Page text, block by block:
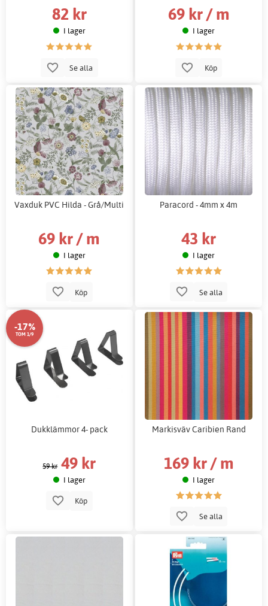
82 kr
I lager
Se alla
69 kr / m
I lager
Köp
Vaxduk PVC Hilda - Grå/Multi
69 kr / m
I lager
Köp
Paracord - 4mm x 4m
43 kr
I lager
Se alla
-17%
TOM 1/9
Dukklämmor 4- pack
59 kr 49 kr
I lager
Köp
Markisväv Caribien Rand
169 kr / m
I lager
Se alla